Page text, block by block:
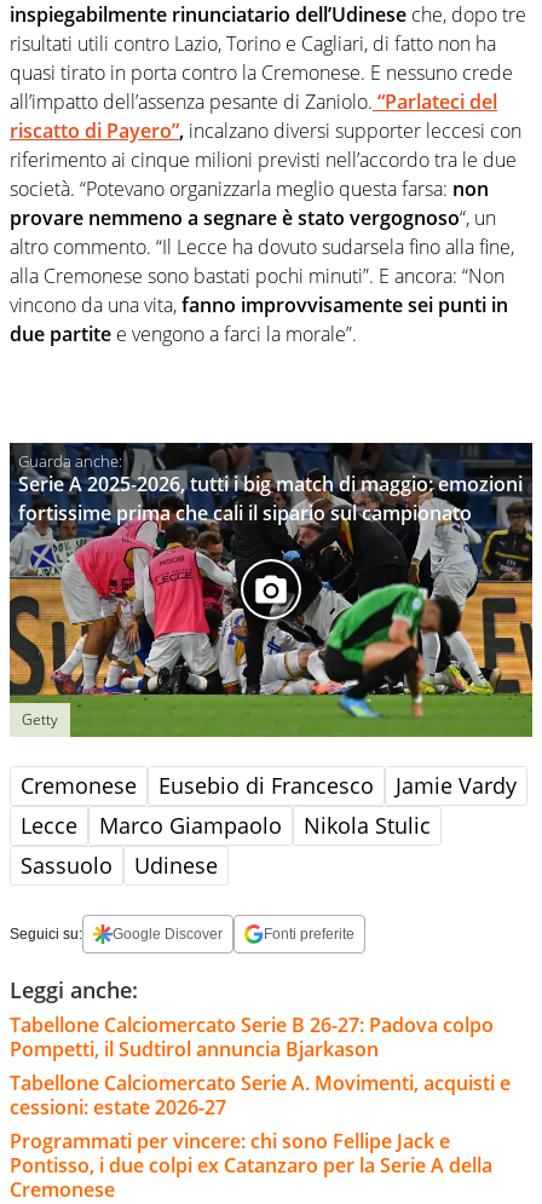
inspiegabilmente rinunciatario dell’Udinese che, dopo tre
risultati utili contro Lazio, Torino e Cagliari, di fatto non ha
quasi tirato in porta contro la Cremonese. E nessuno crede
all’impatto dell’assenza pesante di Zaniolo. “Parlateci del
riscatto di Payero”, incalzano diversi supporter leccesi con
riferimento ai cinque milioni previsti nell’accordo tra le due
società. “Potevano organizzarla meglio questa farsa: non
provare nemmeno a segnare è stato vergognoso“, un
altro commento. “Il Lecce ha dovuto sudarsela fino alla fine,
alla Cremonese sono bastati pochi minuti”. E ancora: “Non
vincono da una vita,fanno improvvisamente sei punti in
due partite e vengono a farci la morale”.
Serie A 2025-2026, tutti i big match di maggio: emozioni
fortissime prima che cali il sipario sul campionato
Getty
Cremonese Eusebio di Francesco
Jamie Vardy
Lecce
Marco Giampaolo
Nikola Stulic
Sassuolo
Udinese
Seguici su: Google Discover Fonti preferite
Leggi anche:
Tabellone Calciomercato Serie B 26-27: Padova colpo
Pompetti, il Sudtirol annuncia Bjarkason
Tabellone Calciomercato Serie A. Movimenti, acquisti e
cessioni: estate 2026-27
Programmati per vincere: chi sono Fellipe Jack e
Pontisso, i due colpi ex Catanzaro per la Serie A della
Cremonese